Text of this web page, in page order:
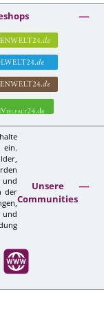
ein.
der
Unsere
Communities
Website